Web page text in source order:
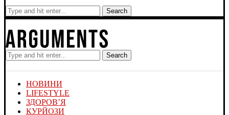
Search
Search
НОВИНИ
LIFESTYLE
ЗДОРОВ’Я
КУРЙОЗИ